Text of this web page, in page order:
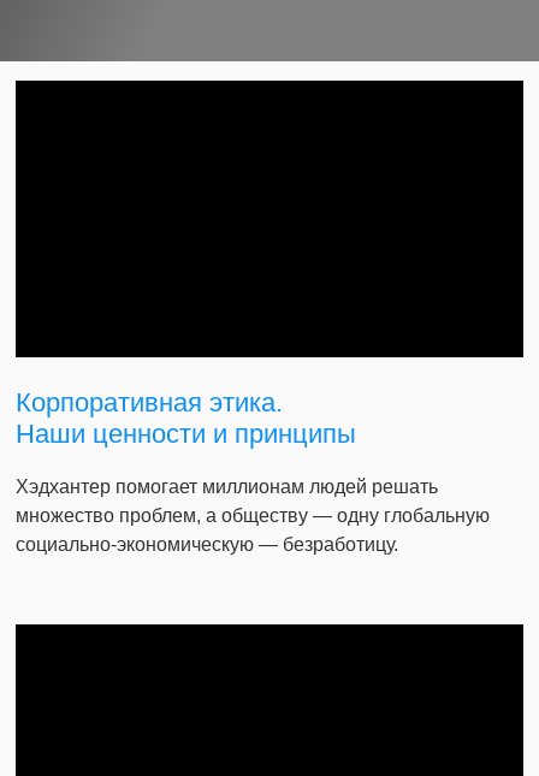
Корпоративная этика.
Наши ценности и принципы
Хэдхантер помогает миллионам людей решать
множество проблем, а обществу — одну глобальную
социально-экономическую — безработицу.